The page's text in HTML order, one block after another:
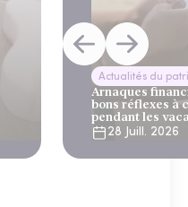
Actualités du
Arnaques
bons réflexes à
pendant les
28 Juill. 2026